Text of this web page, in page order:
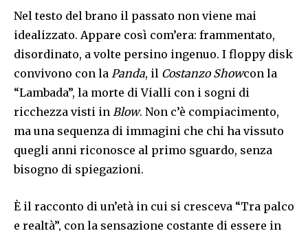
Nel testo del brano il passato non viene mai
idealizzato. Appare così com’era: frammentato,
disordinato, a volte persino ingenuo. I floppy disk
convivono con la Panda, il Costanzo Showcon la
“Lambada”, la morte di Vialli con i sogni di
ricchezza visti in Blow. Non c’è compiacimento,
ma una sequenza di immagini che chi ha vissuto
quegli anni riconosce al primo sguardo, senza
bisogno di spiegazioni.
È il racconto di un’età in cui si cresceva “Tra palco
e realtà”, con la sensazione costante di essere in